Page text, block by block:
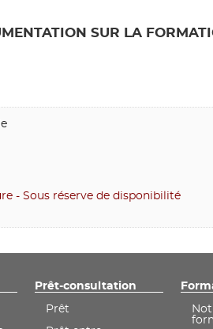
SUR LA
- Sous réserve de disponibilité
Prêt-consultation
Prêt